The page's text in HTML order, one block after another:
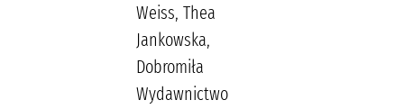
Weiss, Thea
Jankowska,
Dobromiła
Wydawnictwo